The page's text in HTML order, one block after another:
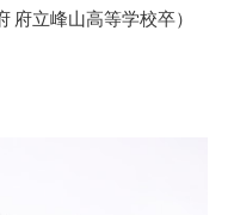
立峰山高等学校卒）